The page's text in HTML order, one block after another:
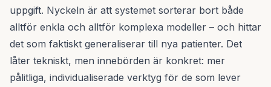
uppgift. Nyckeln är att systemet sorterar bort både
alltför enkla och alltför komplexa modeller – och hittar
det som faktiskt generaliserar till nya patienter. Det
låter tekniskt, men innebörden är konkret: mer
pålitliga, individualiserade verktyg för de som lever